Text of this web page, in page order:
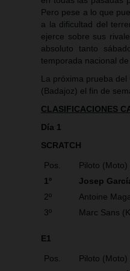
Pero pese a lo que
a la dificultad del
ejerce sobre sus
absoluto tanto
temporada nacional
La próxima prueba
(Badajoz) el fin de
CLASIFICACIONES
Día 1
SCRATCH
Pos.
Piloto (Moto)
1º
Josep
2º
Antoine
3º
Marc Sans
E1
Pos.
Piloto (Moto)